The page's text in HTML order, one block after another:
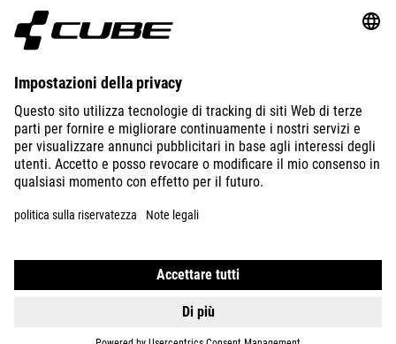
ABOUT US
EXPLORE